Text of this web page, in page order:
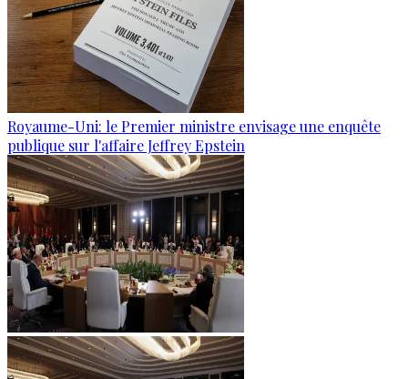
Royaume-Uni: le Premier ministre envisage une enquête
publique sur l'affaire Jeffrey Epstein